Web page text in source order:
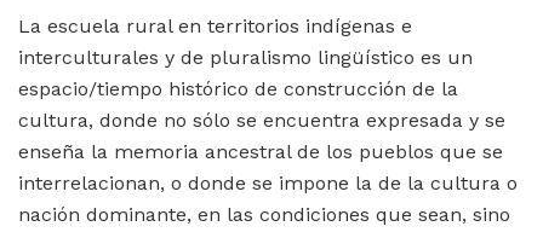
La escuela rural en territorios indígenas e
interculturales y de pluralismo lingüístico es un
espacio/tiempo histórico de construcción de la
cultura, donde no sólo se encuentra expresada y se
enseña la memoria ancestral de los pueblos que se
interrelacionan, o donde se impone la de la cultura o
nación dominante, en las condiciones que sean, sino